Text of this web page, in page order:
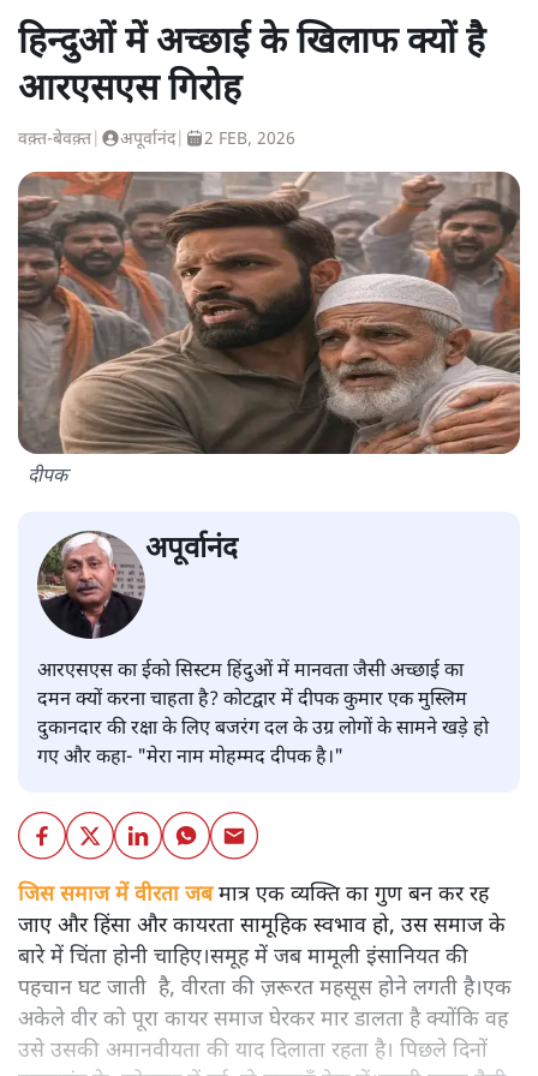
हिन्दुओं में अच्छाई के खिलाफ क्यों है
आरएसएस गिरोह
वक़्त-बेवक़्त अपूर्वानंद| 2 FEB, 2026
दीपक
अपूर्वानंद
आरएसएस का ईको सिस्टम हिंदुओं में मानवता जैसी अच्छाई का
दमन क्यों करना चाहता है? कोटद्वार में दीपक कुमार एक मुस्लिम
दुकानदार की रक्षा के लिए बजरंग दल के उग्र लोगों के सामने खड़े हो
गए और कहा- "मेरा नाम मोहम्मद दीपक है।"
जिस समाज में वीरता जबमात्र एक व्यक्ति का गुण बन कर रह
जाए और हिंसा और कायरता सामूहिक स्वभाव हो, उस समाज के
बारे में चिंता होनी चाहिए।समूह में जब मामूली इंसानियत की
पहचान घट जाती है, वीरता की ज़रूरत महसूस होने लगती है।एक
अकेले वीर को पूरा कायर समाज घेरकर मार डालता है क्योंकि वह
उसे उसकी अमानवीयता की याद दिलाता रहता है। पिछले दिनों